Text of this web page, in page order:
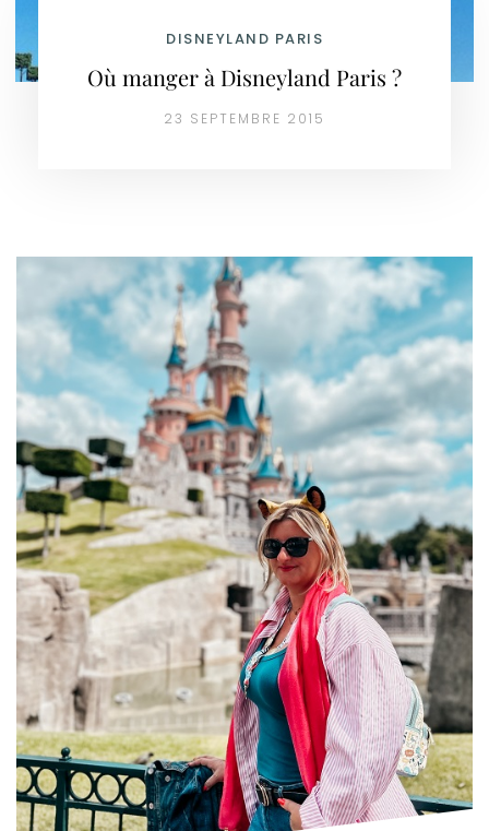
DISNEYLAND PARIS
Où manger à Disneyland Paris ?
23 SEPTEMBRE 2015